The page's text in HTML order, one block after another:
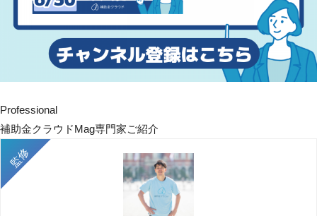
Professional
補助金クラウドMag専門家ご紹介